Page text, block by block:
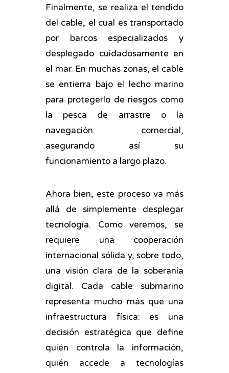
Finalmente, se realiza el tendido
del cable, el cual es transportado
por barcos especializados y
desplegado cuidadosamente en
el mar. En muchas zonas, el cable
se entierra bajo el lecho marino
para protegerlo de riesgos como
la pesca de arrastre o la
navegación comercial,
asegurando así su
funcionamiento a largo plazo.
Ahora bien, este proceso va más
allá de simplemente desplegar
tecnología. Como veremos, se
requiere una cooperación
internacional sólida y, sobre todo,
una visión clara de la soberanía
digital. Cada cable submarino
representa mucho más que una
infraestructura física: es una
decisión estratégica que define
quién controla la información,
quién accede a tecnologías